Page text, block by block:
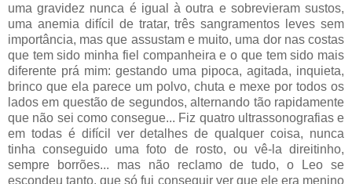
uma gravidez nunca é igual à outra e sobrevieram sustos,
uma anemia difícil de tratar, três sangramentos leves sem
importância, mas que assustam e muito, uma dor nas costas
que tem sido minha fiel companheira e o que tem sido mais
diferente prá mim: gestando uma pipoca, agitada, inquieta,
brinco que ela parece um polvo, chuta e mexe por todos os
lados em questão de segundos, alternando tão rapidamente
que não sei como consegue... Fiz quatro ultrassonografias e
em todas é difícil ver detalhes de qualquer coisa, nunca
tinha conseguido uma foto de rosto, ou vê-la direitinho,
sempre borrões... mas não reclamo de tudo, o Leo se
escondeu tanto, que só fui conseguir ver que ele era menino